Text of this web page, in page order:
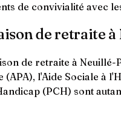
de convivialité avec
de retraite
de retraite à
l'Aide Sociale à
(PCH) sont